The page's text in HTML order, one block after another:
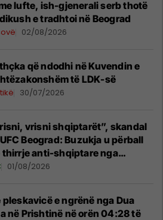
lufte, ish-gjenerali serb thotë
e tradhtoi në Beograd
02/08/2026
që ndodhi në Kuvendin e
të LDK-së
30/07/2026
vrisni shqiptarët”, skandal
Beograd: Buzukja u përball
thirrje anti-shqiptare nga
01/08/2026
pleskavicë e ngrënë nga Dua
në Prishtinë në orën 04:28 të